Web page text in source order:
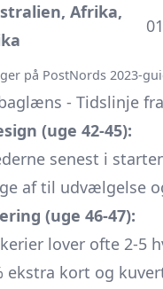
Afrika,
på PostNords 2023-
- Tidslinje
(uge 42-45):
senest i
af til udvælgelse
(uge 46-47):
lover ofte 2-5
ekstra kort og